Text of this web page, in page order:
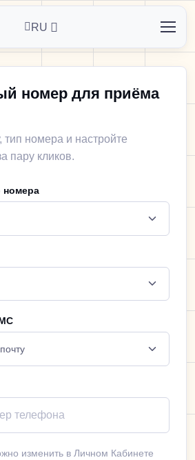
RU
номер для приёма
тип номера и настройте
пару кликов.
номера
изменить в Личном Кабинете